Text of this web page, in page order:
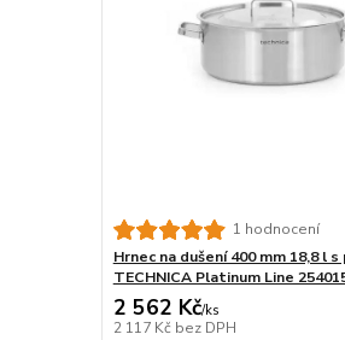
1 hodnocení
Hrnec na dušení 400 mm 18,8 l
TECHNICA Platinum Line
2 562 Kč/ks
2 117 Kč bez DPH